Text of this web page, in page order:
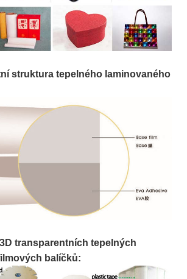
struktura tepelného laminovaného
transparentních tepelných
balíčků: